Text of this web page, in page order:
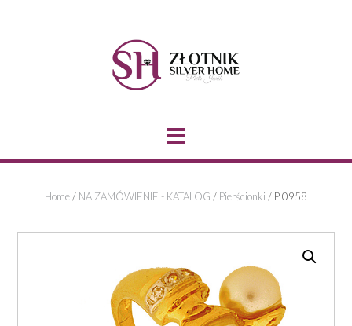
Home/ NA ZAMÓWIENIE - KATALOG / Pierścionki / P 0958